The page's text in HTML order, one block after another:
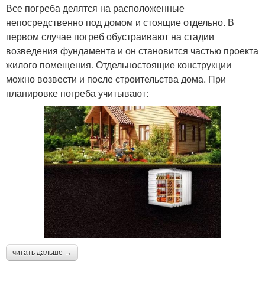
Все погреба делятся на расположенные
непосредственно под домом и стоящие отдельно. В
первом случае погреб обустраивают на стадии
возведения фундамента и он становится частью проекта
жилого помещения. Отдельностоящие конструкции
можно возвести и после строительства дома. При
планировке погреба учитывают:
читать дальше →